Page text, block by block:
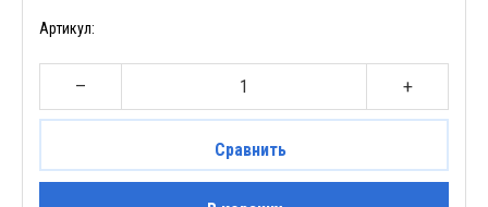
Артикул:
– +
Сравнить